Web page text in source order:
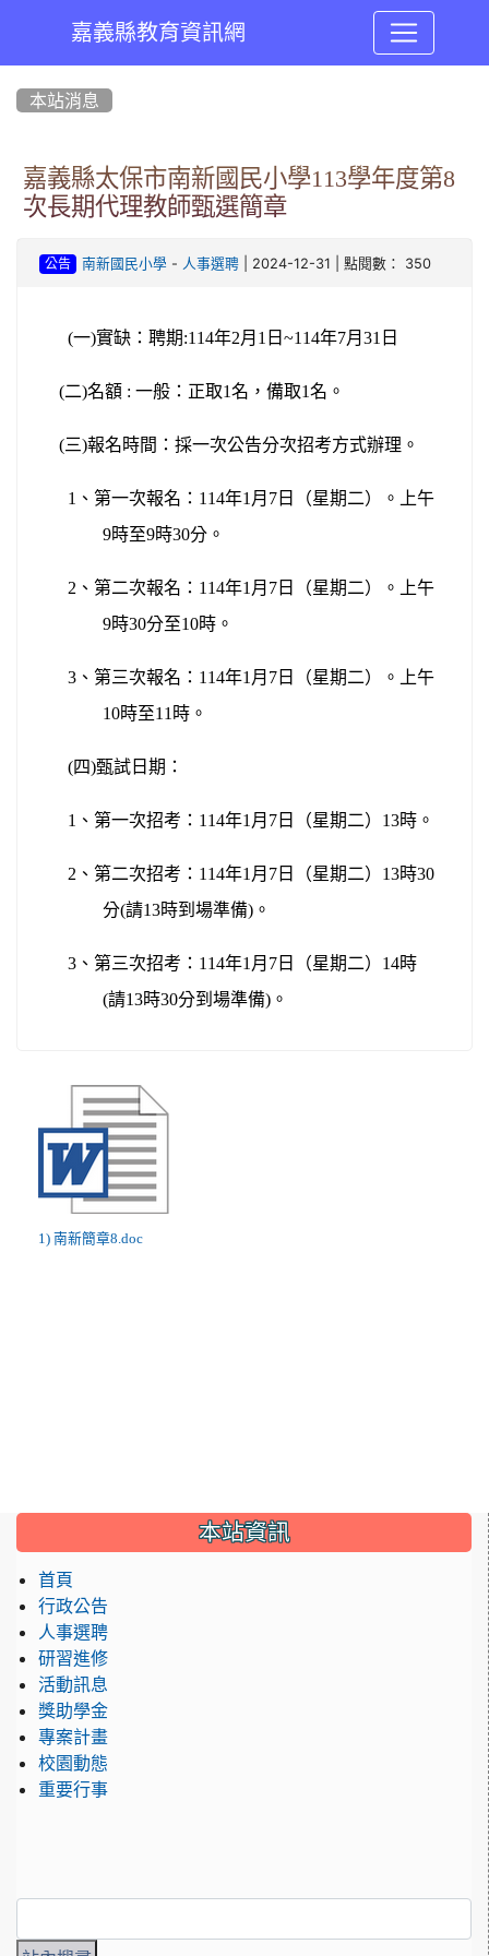
嘉義縣教育資訊網
本站消息
嘉義縣太保市南新國民小學113學年度第8
次長期代理教師甄選簡章
公告 南新國民小學- 人事選聘| 2024-12-31 | 點閱數： 350
(一)實缺：聘期:114年2月1日~114年7月31日
(二)名額 : 一般：正取1名，備取1名。
(三)報名時間：採一次公告分次招考方式辦理。
1 、第一次報名：114年1月7日（星期二）。上午
9時至9時30分。
2 、第二次報名：114年1月7日（星期二）。上午
9時30分至10時。
3 、第三次報名：114年1月7日（星期二）。上午
10時至11時。
(四)甄試日期：
1 、第一次招考：114年1月7日（星期二）13時。
2 、第二次招考：114年1月7日（星期二）13時30
分(請13時到場準備)。
3 、第三次招考：114年1月7日（星期二）14時
(請13時30分到場準備)。
1) 南新簡章8.doc
::: 本站資訊
首頁
行政公告
人事選聘
研習進修
活動訊息
獎助學金
專案計畫
校園動態
重要行事